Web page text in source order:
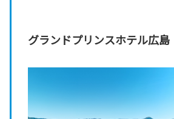
グランドプリンスホテル広島